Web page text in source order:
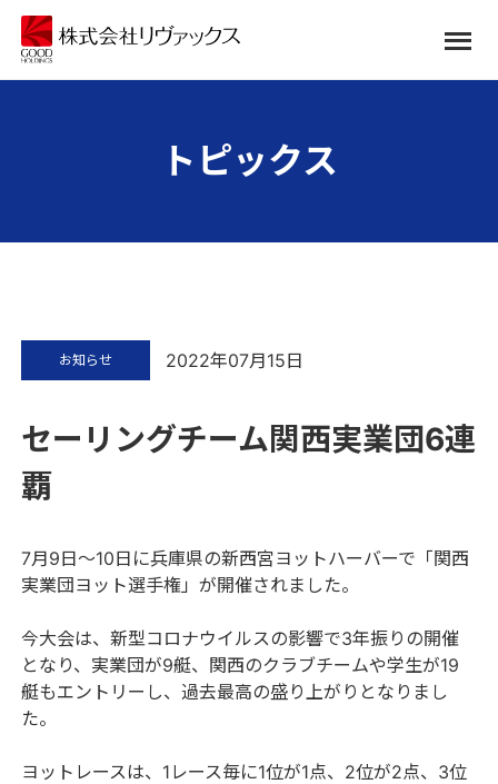
トピックス
セーリングチーム関西実業団6連
覇
お知らせ 2022年07月15日
7月9日～10日に兵庫県の新西宮ヨットハーバーで「関西
実業団ヨット選手権」が開催されました。
今大会は、新型コロナウイルスの影響で3年振りの開催
となり、実業団が9艇、関西のクラブチームや学生が19
艇もエントリーし、過去最高の盛り上がりとなりまし
た。
ヨットレースは、1レース毎に1位が1点、2位が2点、3位